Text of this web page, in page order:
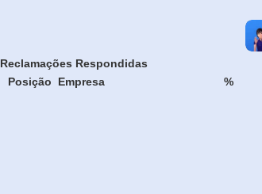
Reclamações Respondidas
Posição
Empresa %